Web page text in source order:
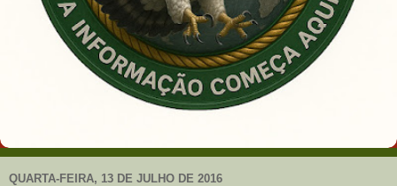
QUARTA-FEIRA, 13 DE JULHO DE 2016